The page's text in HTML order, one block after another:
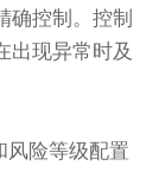
确控制。控制
出现异常时及
险等级配置